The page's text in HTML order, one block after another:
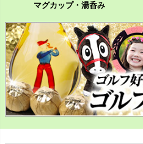
マグカップ・湯呑み